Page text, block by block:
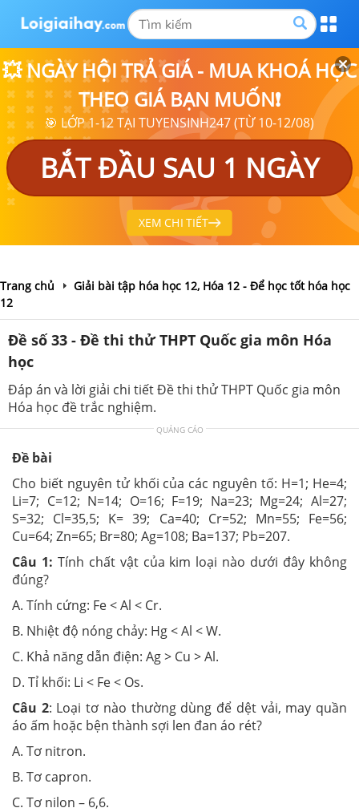
💥 NGÀY HỘI TRẢ GIÁ - MUA KHOÁ HỌC
THEO GIÁ BẠN MUỐN❗
🎯 LỚP 1-12 TẠI TUYENSINH247 (TỪ 10-12/08)
BẮT ĐẦU SAU 1 NGÀY
XEM CHI TIẾT
Trang chủ
Giải bài tập hóa học 12, Hóa 12 - Để học tốt hóa học
12
Đề số 33 - Đề thi thử THPT Quốc gia môn Hóa
học
Đáp án và lời giải chi tiết Đề thi thử THPT Quốc gia môn
Hóa học đề trắc nghiệm.
QUẢNG CÁO
Đề bài
Cho biết nguyên tử khối của các nguyên tố: H=1; He=4;
Li=7; C=12; N=14; O=16; F=19; Na=23; Mg=24; Al=27;
S=32; Cl=35,5; K= 39; Ca=40; Cr=52; Mn=55; Fe=56;
Cu=64; Zn=65; Br=80; Ag=108; Ba=137; Pb=207.
Câu 1: Tính chất vật của kim loại nào dưới đây không
đúng?
A. Tính cứng: Fe < Al < Cr.
B. Nhiệt độ nóng chảy: Hg < Al < W.
C. Khả năng dẫn điện: Ag > Cu > Al.
D. Tỉ khối: Li < Fe < Os.
Câu 2: Loại tơ nào thường dùng để dệt vải, may quần
áo ấm hoặc bện thành sợi len đan áo rét?
A. Tơ nitron.
B. Tơ capron.
C. Tơ nilon – 6,6.